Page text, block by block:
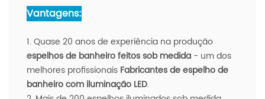
Vantagens:
1. Quase 20 anos de experiência na produção
espelhos de banheiro feitos sob medida - um dos
melhores profissionais Fabricantes de espelho de
banheiro com iluminação LED.